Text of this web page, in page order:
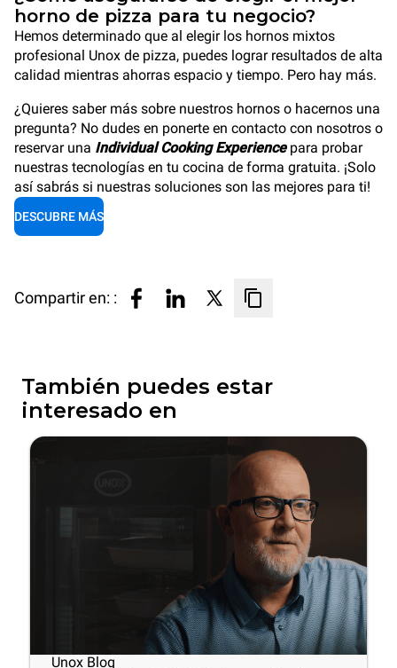
horno de pizza para tu negocio?
Hemos determinado que al elegir los hornos mixtos
profesional Unox de pizza, puedes lograr resultados de alta
calidad mientras ahorras espacio y tiempo. Pero hay más.
¿Quieres saber más sobre nuestros hornos o hacernos una
pregunta? No dudes en ponerte en contacto con nosotros o
reservar una Individual Cooking Experiencepara probar
nuestras tecnologías en tu cocina de forma gratuita. ¡Solo
así sabrás si nuestras soluciones son las mejores para ti!
DESCUBRE MÁS
Compartir en: :
También puedes estar
interesado en
Unox Blog